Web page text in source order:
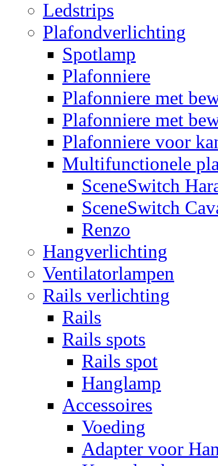
Ledstrips
Plafondverlichting
Spotlamp
Plafonniere
Plafonniere met
Plafonniere met
Plafonniere voor
Multifunctionele
SceneSwitch
SceneSwitch
Renzo
Hangverlichting
Ventilatorlampen
Rails verlichting
Rails
Rails spots
Rails spot
Hanglamp
Accessoires
Voeding
Adapter voor